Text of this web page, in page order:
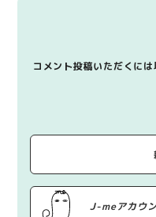
コメント投稿いただくに
J-meアカウ